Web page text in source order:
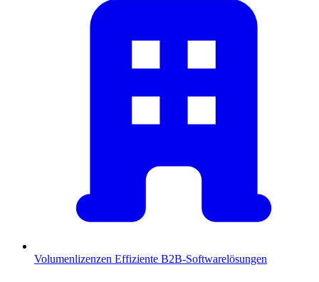
Volumenlizenzen Effiziente B2B-Softwarelösungen